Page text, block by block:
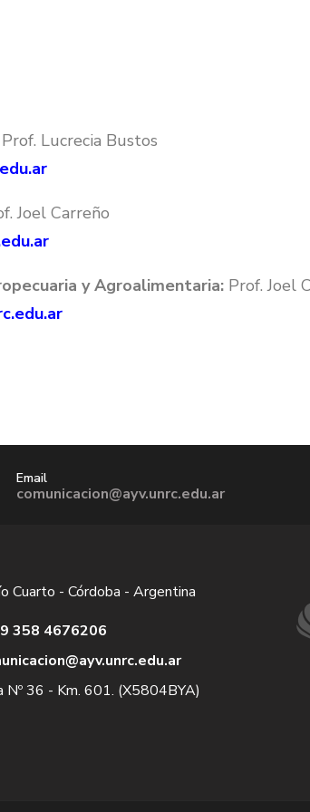
Prof. Lucrecia Bustos
Joel Carreño
y Agroalimentaria: Prof. Joel
Email
comunicacion@ayv.unrc.edu.ar
Cuarto - Córdoba - Argentina
358 4676206
Nº 36 - Km. 601. (X5804BYA)